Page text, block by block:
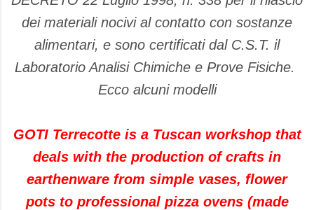
dei materiali nocivi al contatto con sostanze
alimentari, e sono certificati dal C.S.T. il
Laboratorio Analisi Chimiche e Prove Fisiche.
Ecco alcuni modelli
GOTI Terrecotte is a Tuscan workshop that
deals with the production of crafts in
earthenware from simple vases, flower
pots to professional pizza ovens (made